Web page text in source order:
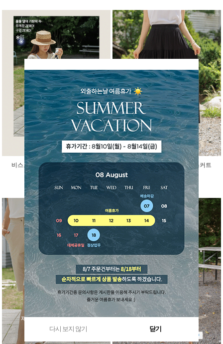
비스코스 인견 아이스 반팔 가디건
45,000원
걸을때마다 예쁜 말랑 밴딩 스커트
29,800원
다시 보지 않기 닫기